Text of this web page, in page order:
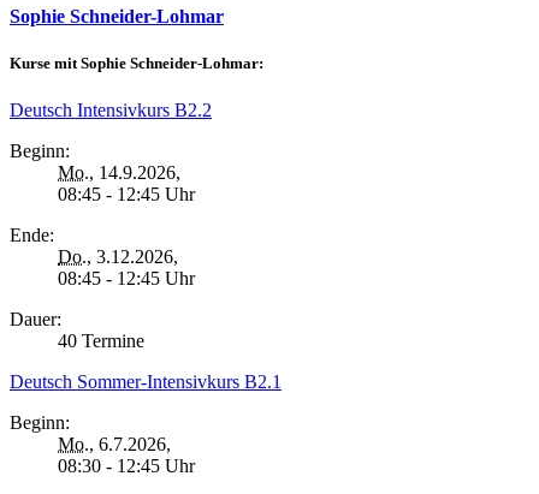
Sophie Schneider-Lohmar
Kurse mit Sophie Schneider-Lohmar:
Deutsch Intensivkurs B2.2
Beginn:
Mo., 14.9.2026,
08:45 - 12:45 Uhr
Ende:
Do., 3.12.2026,
08:45 - 12:45 Uhr
Dauer:
40 Termine
Deutsch Sommer-Intensivkurs B2.1
Beginn:
Mo., 6.7.2026,
08:30 - 12:45 Uhr